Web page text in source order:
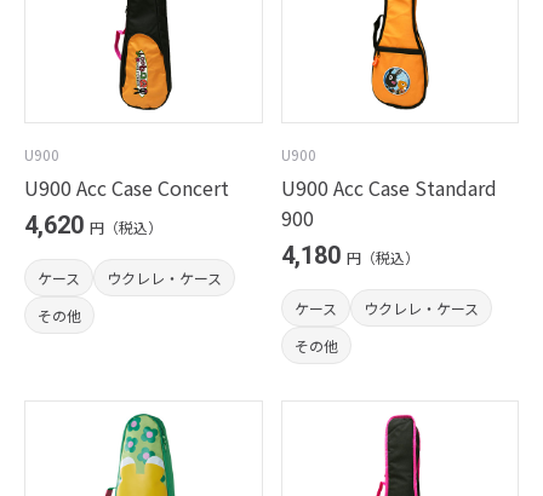
U900
U900 Acc Case Concert
4,620 円（税込）
ケース
ウクレレ・ケース
その他
U900
U900 Acc Case Standard
900
4,180 円（税込）
ケース
ウクレレ・ケース
その他